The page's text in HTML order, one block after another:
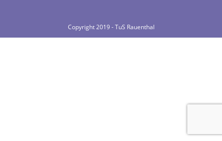
Copyright 2019 - TuS Rauenthal